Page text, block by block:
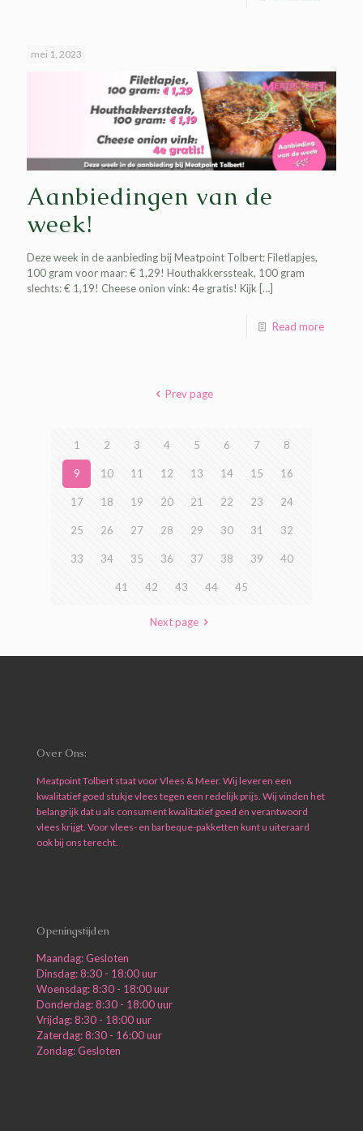
mei 1, 2023
Aanbiedingen van de
week!
Deze week in de aanbieding bij Meatpoint Tolbert: Filetlapjes,
100 gram voor maar: € 1,29! Houthakkerssteak, 100 gram
slechts: € 1,19! Cheese onion vink: 4e gratis! Kijk […]
Read more
Prev page
1 2 3 4 5 6 7 8
9 10 11 12 13 14 15 16
17 18 19 20 21 22 23 24
25 26 27 28 29 30 31 32
33 34 35 36 37 38 39 40
41 42 43 44 45
Next page
Over Ons:
Meatpoint Tolbert staat voor Vlees & Meer. Wij leveren een
kwalitatief goed stukje vlees tegen een redelijk prijs. Wij vinden het
belangrijk dat u als consument kwalitatief goed én verantwoord
vlees krijgt. Voor vlees- en barbeque-pakketten kunt u uiteraard
ook bij ons terecht.
Openingstijden
Maandag: Gesloten
Dinsdag: 8:30 - 18:00 uur
Woensdag: 8:30 - 18:00 uur
Donderdag: 8:30 - 18:00 uur
Vrijdag: 8:30 - 18:00 uur
Zaterdag: 8:30 - 16:00 uur
Zondag: Gesloten